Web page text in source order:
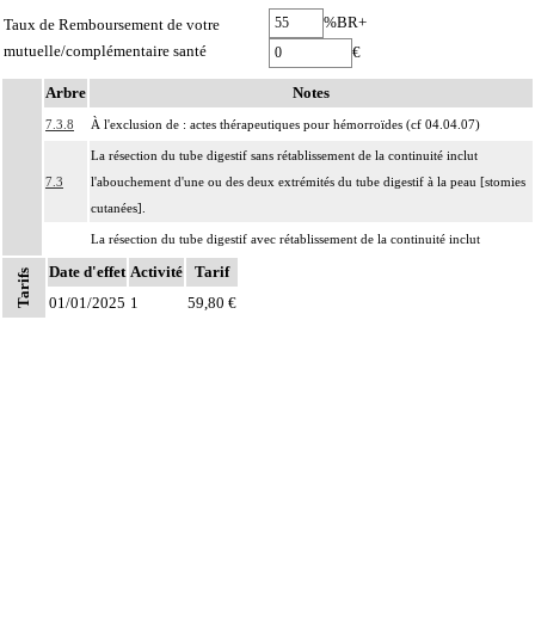
Taux de Remboursement de votre
mutuelle/complémentaire santé
%BR+
€
Notes
Arbre Notes
7.3.8 À l'exclusion de : actes thérapeutiques pour hémorroïdes (cf 04.04.07)
7.3
La résection du tube digestif sans rétablissement de la continuité inclut
l'abouchement d'une ou des deux extrémités du tube digestif à la peau [stomies
cutanées].
7.3
La résection du tube digestif avec rétablissement de la continuité inclut
l'anastomose des deux segments du tube digestif, quelles qu'en soient les
modalités.
Tarifs Date d'effet Activité
Tarif
01/01/2025 1 59,80 €